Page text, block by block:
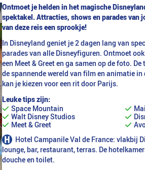
Ontmoet je helden in het magische
spektakel. Attracties, shows en parades van
van deze reis een sprookje!
In Disneyland geniet je 2 dagen lang van
parades van alle Disneyfiguren. Ontmoet
een Meet & Greet en ga samen op de foto.
de spannende wereld van film en animatie
kan je kiezen voor een rit door Parijs.
Leuke tips zijn:
Space Mountain
Walt Disney Studios
Meet & Greet
Hotel Campanile Val de France: vlakbij
lounge, bar, restaurant, terras. De
douche en toilet.